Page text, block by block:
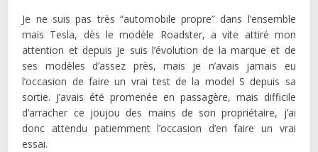
Je ne suis pas très “automobile propre” dans l’ensemble
mais Tesla, dès le modèle Roadster, a vite attiré mon
attention et depuis je suis l’évolution de la marque et de
ses modèles d’assez près, mais je n’avais jamais eu
l’occasion de faire un vrai test de la model S depuis sa
sortie. J’avais été promenée en passagère, mais difficile
d’arracher ce joujou des mains de son propriétaire, j’ai
donc attendu patiemment l’occasion d’en faire un vrai
essai.